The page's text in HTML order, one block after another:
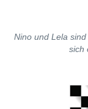
Nino und Lela
sich